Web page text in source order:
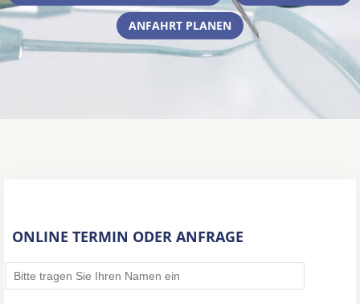
ANFAHRT PLANEN
ONLINE TERMIN ODER ANFRAGE